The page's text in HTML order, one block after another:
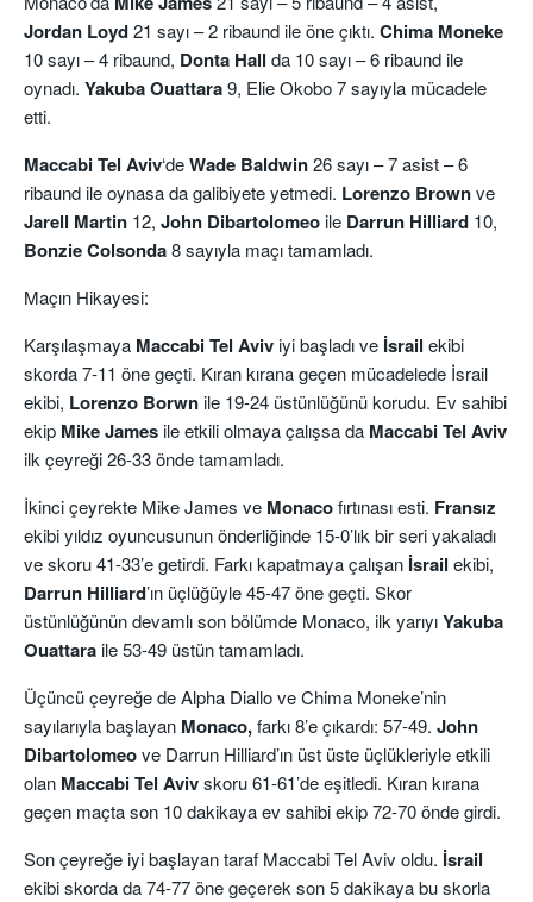
Jordan Loyd21 sayı – 2 ribaund ile öne çıktı. Chima Moneke
10 sayı – 4 ribaund, Donta Hall da 10 sayı – 6 ribaund ile
oynadı. Yakuba Ouattara9, Elie Okobo 7 sayıyla mücadele
etti.
Maccabi Tel Aviv‘deWade Baldwin26 sayı – 7 asist – 6
ribaund ile oynasa da galibiyete yetmedi. Lorenzo Brownve
Jarell Martin 12, John Dibartolomeoile Darrun Hilliard 10,
Bonzie Colsonda8 sayıyla maçı tamamladı.
Maçın Hikayesi:
Karşılaşmaya Maccabi Tel Aviviyi başladı ve İsrail ekibi
skorda 7-11 öne geçti. Kıran kırana geçen mücadelede İsrail
ekibi, Lorenzo Borwnile 19-24 üstünlüğünü korudu. Ev sahibi
ekip Mike Jamesile etkili olmaya çalışsa da Maccabi Tel Aviv
ilk çeyreği 26-33 önde tamamladı.
İkinci çeyrekte Mike James ve Monacofırtınası esti. Fransız
ekibi yıldız oyuncusunun önderliğinde 15-0’lık bir seri yakaladı
ve skoru 41-33’e getirdi. Farkı kapatmaya çalışan İsrail ekibi,
Darrun Hilliard’ın üçlüğüyle 45-47 öne geçti. Skor
üstünlüğünün devamlı son bölümde Monaco, ilk yarıyıYakuba
Ouattaraile 53-49 üstün tamamladı.
Üçüncü çeyreğe de Alpha Diallo ve Chima Moneke’nin
sayılarıyla başlayan Monaco,farkı 8’e çıkardı: 57-49. John
Dibartolomeove Darrun Hilliard’ın üst üste üçlükleriyle etkili
olan Maccabi Tel Avivskoru 61-61’de eşitledi. Kıran kırana
geçen maçta son 10 dakikaya ev sahibi ekip 72-70 önde girdi.
Son çeyreğe iyi başlayan taraf Maccabi Tel Aviv oldu. İsrail
ekibi skorda da 74-77 öne geçerek son 5 dakikaya bu skorla